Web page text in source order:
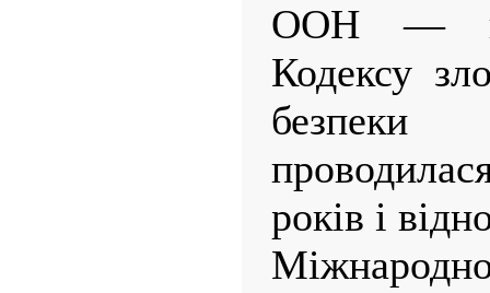
ООН —
Кодексу
років і